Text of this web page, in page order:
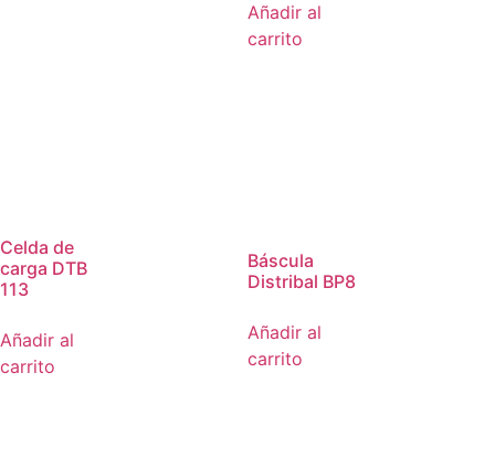
Añadir al
carrito
Celda de
carga DTB
113
Añadir al
carrito
Báscula
Distribal BP8
Añadir al
carrito